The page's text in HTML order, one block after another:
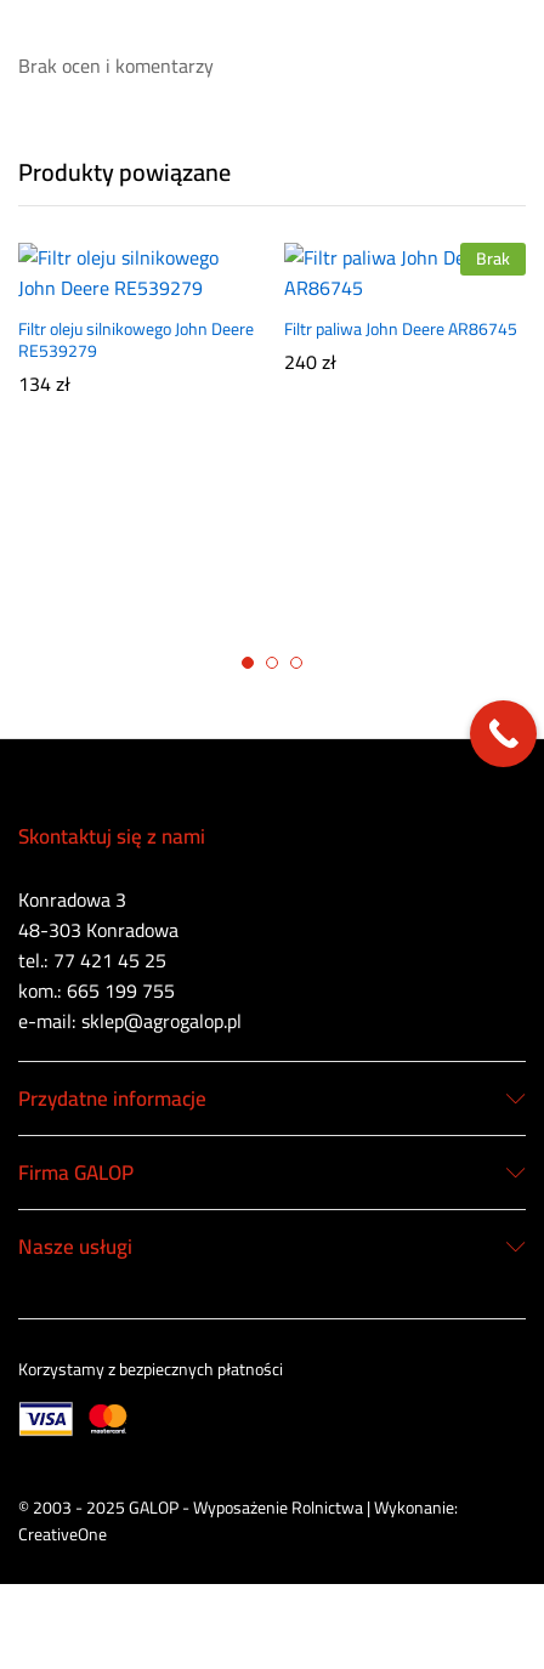
Brak ocen i komentarzy
Produkty powiązane
Filtr oleju silnikowego John Deere
RE539279
134zł
Brak
Filtr paliwa John Deere AR86745
240zł
Skontaktuj się z nami
Konradowa 3
48-303 Konradowa
tel.: 77 421 45 25
kom.: 665 199 755
e-mail: sklep@agrogalop.pl
Przydatne informacje
Firma GALOP
Nasze usługi
© 2003 - 2025 GALOP - Wyposażenie Rolnictwa | Wykonanie:
CreativeOne
Korzystamy z bezpiecznych płatności